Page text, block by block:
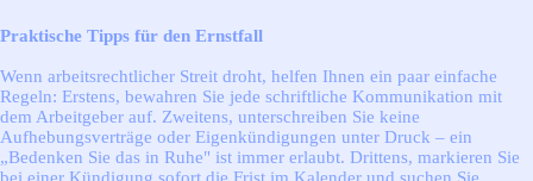
Praktische Tipps für den Ernstfall
Wenn arbeitsrechtlicher Streit droht, helfen Ihnen ein paar einfache
Regeln: Erstens, bewahren Sie jede schriftliche Kommunikation mit
dem Arbeitgeber auf. Zweitens, unterschreiben Sie keine
Aufhebungsverträge oder Eigenkündigungen unter Druck – ein
„Bedenken Sie das in Ruhe" ist immer erlaubt. Drittens, markieren Sie